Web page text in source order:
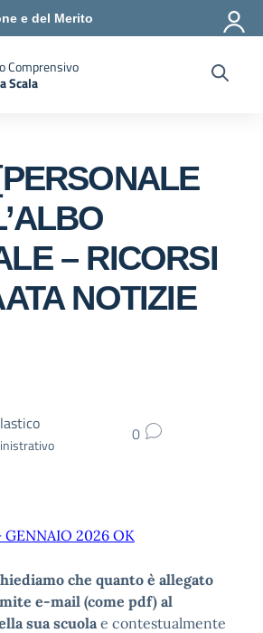
e del Merito
Comprensivo
Scala
– RICORSI
NOTIZIE
0
GENNAIO 2026 OK
che quanto è allegato
e-mail (come pdf) al
sua scuolae contestualmente